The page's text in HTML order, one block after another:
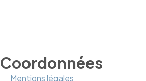
Coordonnées
Mentions légales